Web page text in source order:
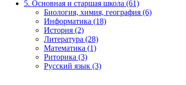
5. Основная и старшая школа (61)
Биология, химия, география (6)
Информатика (18)
История (2)
Литература (28)
Математика (1)
Риторика (3)
Русский язык (3)